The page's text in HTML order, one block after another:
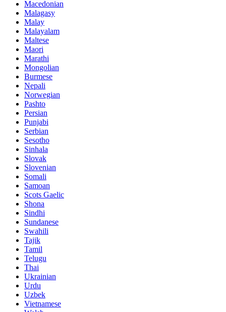
Macedonian
Malagasy
Malay
Malayalam
Maltese
Maori
Marathi
Mongolian
Burmese
Nepali
Norwegian
Pashto
Persian
Punjabi
Serbian
Sesotho
Sinhala
Slovak
Slovenian
Somali
Samoan
Scots Gaelic
Shona
Sindhi
Sundanese
Swahili
Tajik
Tamil
Telugu
Thai
Ukrainian
Urdu
Uzbek
Vietnamese